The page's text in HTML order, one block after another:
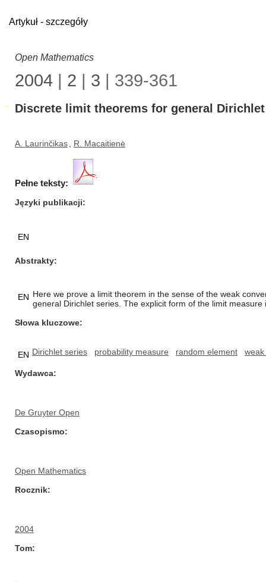
Artykuł - szczegóły
Open Mathematics
2004 | 2 | 3 | 339-361
Discrete limit theorems for general
A. Laurinčikas R. Macaitienė
Pełne teksty:
Języki publikacji
EN
Abstrakty
EN Here we prove a limit theorem in the sense of the weak
general Dirichlet series. The explicit form of the limit measure
Słowa kluczowe
EN Dirichlet series probability measure random element
Wydawca
De Gruyter Open
Czasopismo
Open Mathematics
Rocznik
2004
Tom